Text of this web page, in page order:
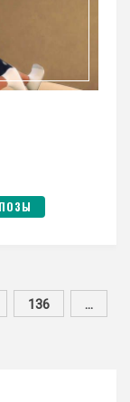
ПОЗЫ
136
…